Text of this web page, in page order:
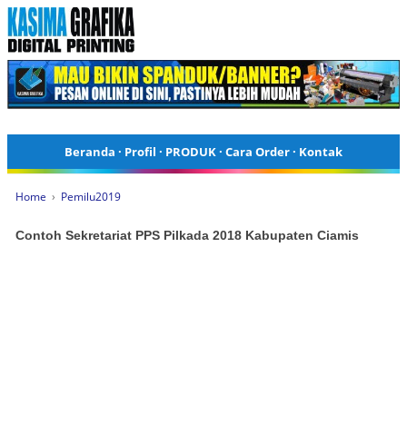
Beranda · Profil · PRODUK· Cara Order· Kontak
Home › Pemilu2019
Contoh Sekretariat PPS Pilkada 2018 Kabupaten Ciamis